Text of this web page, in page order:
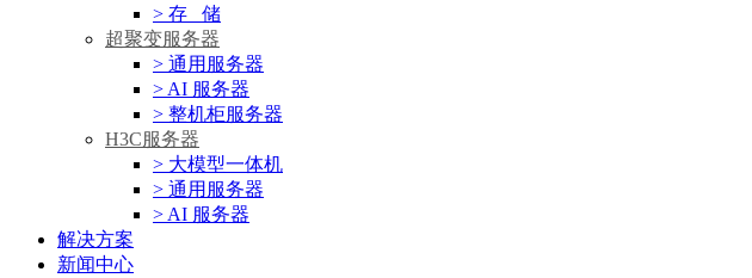
> 存 储
超聚变服务器
> 通用服务器
> AI 服务器
> 整机柜服务器
H3C服务器
> 大模型一体机
> 通用服务器
> AI 服务器
解决方案
新闻中心